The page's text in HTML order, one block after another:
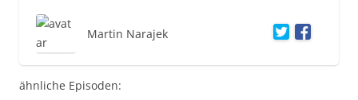
Martin Narajek
ähnliche Episoden: